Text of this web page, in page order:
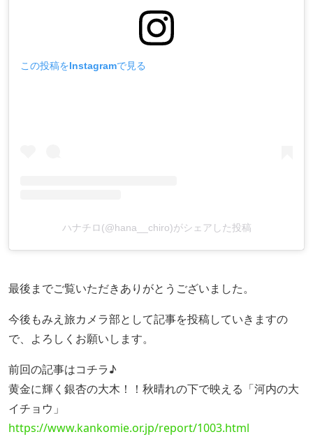
この投稿をInstagramで見る
ハナチロ(@hana__chiro)がシェアした投稿
最後までご覧いただきありがとうございました。
今後もみえ旅カメラ部として記事を投稿していきますの
で、よろしくお願いします。
前回の記事はコチラ♪
黄金に輝く銀杏の大木！！秋晴れの下で映える「河内の大
イチョウ」
https://www.kankomie.or.jp/report/1003.html